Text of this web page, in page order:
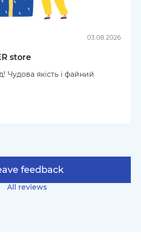
03.08.2026
store
Чудова якість і файний
All reviews
feedback